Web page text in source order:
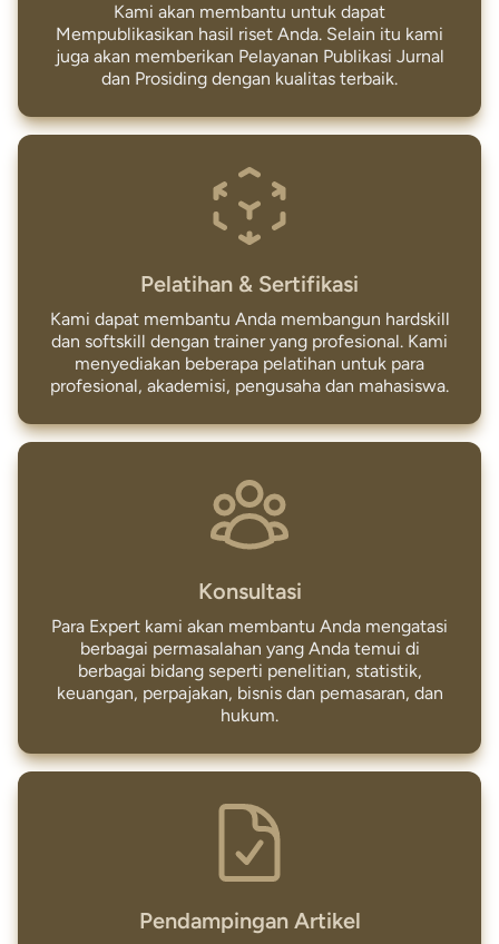
Kami akan membantu untuk dapat
Mempublikasikan hasil riset Anda. Selain itu kami
juga akan memberikan Pelayanan Publikasi Jurnal
dan Prosiding dengan kualitas terbaik.
Pelatihan & Sertifikasi
Kami dapat membantu Anda membangun hardskill
dan softskill dengan trainer yang profesional. Kami
menyediakan beberapa pelatihan untuk para
profesional, akademisi, pengusaha dan mahasiswa.
Konsultasi
Para Expert kami akan membantu Anda mengatasi
berbagai permasalahan yang Anda temui di
berbagai bidang seperti penelitian, statistik,
keuangan, perpajakan, bisnis dan pemasaran, dan
hukum.
Pendampingan Artikel